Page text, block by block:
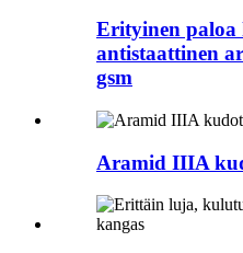
Erityinen paloa
antistaattinen
gsm
Aramid IIIA